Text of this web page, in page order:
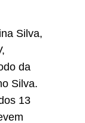
Silva,
da
Silva.
13